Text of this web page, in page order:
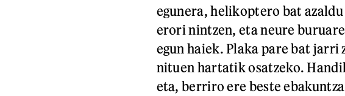
egunera, helikoptero bat
erori nintzen, eta neure
egun haiek. Plaka pare bat
nituen hartatik osatzeko.
eta, berriro ere beste